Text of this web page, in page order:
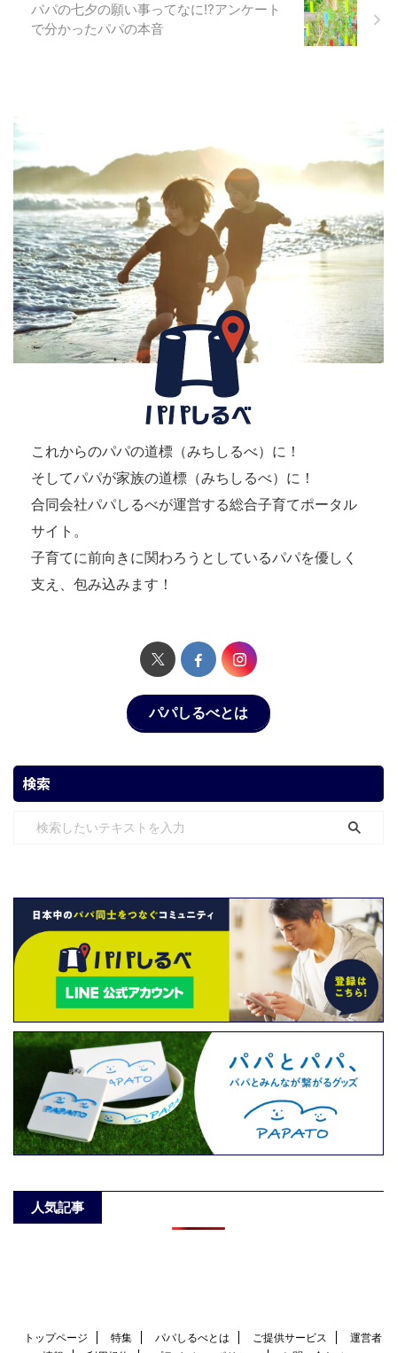
パパの七夕の願い事ってなに!?アンケート
で分かったパパの本音
これからのパパの道標（みちしるべ）に！
そしてパパが家族の道標（みちしるべ）に！
合同会社パパしるべが運営する総合子育てポータル
サイト。
子育てに前向きに関わろうとしているパパを優しく
支え、包み込みます！
パパしるべとは
検索
人気記事
トップページ 特集 パパしるべとは ご提供サービス
運営者